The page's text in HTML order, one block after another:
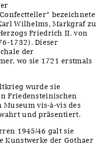
bezeichnete
Wilhelms, Markgraf zu
Friedrich II. von
1732). Dieser
der
wo sie 1721 erstmals
wurde sie
Friedensteinischen
vis-à-vis des
und präsentiert.
1945/46 galt sie
Kunstwerke der Gothaer